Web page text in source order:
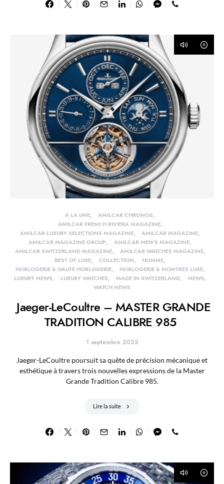
À LA UNE
AMILCAR CHRONOS
AMILCAR FRENCH RIVIERA MAGAZINE
AMILCAR LUXURY SELECTIONS MAGAZINE
AMILCAR MAGAZINE
AMILCAR MAGAZINE GROUP
AMILCAR MEN'S MAGAZINE
AMILCAR SWITZERLAND MAGAZINE
AMILCAR WATCHES MAGAZINE
BEST OF LUXE
COLLECTION
HOMME
HORLOGERIE & HAUTE HORLOGERIE
HORLOGERIE & MONTRES LUXE
LUXURY NEWS
LUXURY WATCHES MADE IN SWITZERLAND
NEWS
WATCH NEWS
Jaeger-LeCoultre – MASTER GRANDE
TRADITION CALIBRE 985
1 septembre 2025
Jaeger-LeCoultre poursuit sa quête de précision mécanique et
esthétique à travers trois nouvelles expressions de la Master
Grande Tradition Calibre 985.
Lire la suite